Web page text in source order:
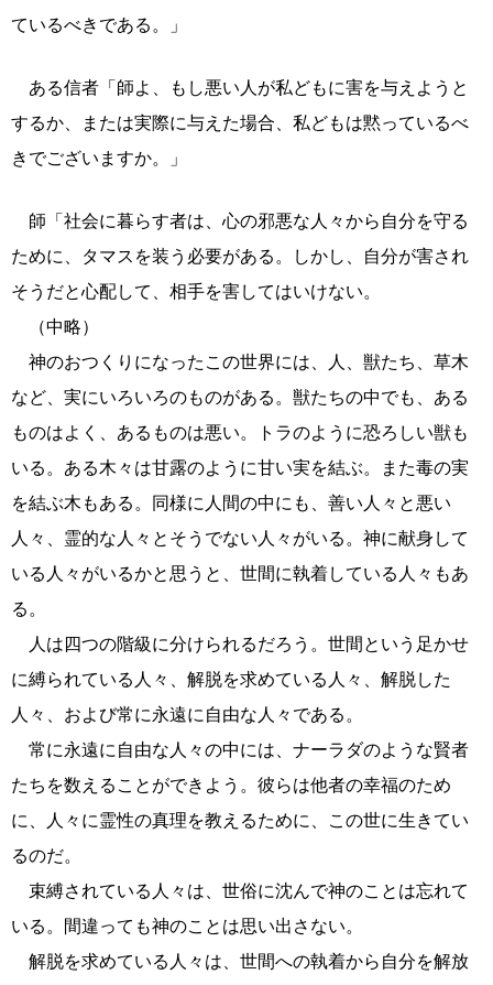
ているべきである。」
ある信者「師よ、もし悪い人が私どもに害を与えようと
するか、または実際に与えた場合、私どもは黙っているべ
きでございますか。」
師「社会に暮らす者は、心の邪悪な人々から自分を守る
ために、タマスを装う必要がある。しかし、自分が害され
そうだと心配して、相手を害してはいけない。
（中略）
神のおつくりになったこの世界には、人、獣たち、草木
など、実にいろいろのものがある。獣たちの中でも、ある
ものはよく、あるものは悪い。トラのように恐ろしい獣も
いる。ある木々は甘露のように甘い実を結ぶ。また毒の実
を結ぶ木もある。同様に人間の中にも、善い人々と悪い
人々、霊的な人々とそうでない人々がいる。神に献身して
いる人々がいるかと思うと、世間に執着している人々もあ
る。
人は四つの階級に分けられるだろう。世間という足かせ
に縛られている人々、解脱を求めている人々、解脱した
人々、および常に永遠に自由な人々である。
常に永遠に自由な人々の中には、ナーラダのような賢者
たちを数えることができよう。彼らは他者の幸福のため
に、人々に霊性の真理を教えるために、この世に生きてい
るのだ。
束縛されている人々は、世俗に沈んで神のことは忘れて
いる。間違っても神のことは思い出さない。
解脱を求めている人々は、世間への執着から自分を解放